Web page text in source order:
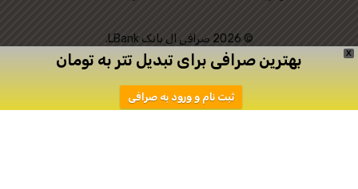
© 2026 صرافی ال بانک LBank.
این وب‌ سایت رسمی
صرافی LBank نیست و
X بهترین صرافی برای تبدیل تتر به تومان
ثبت نام و ورود به صرافی